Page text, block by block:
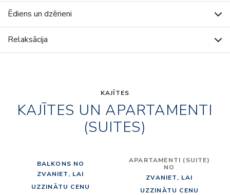
Ēdiens un dzērieni
Relaksācija
KAJĪTES
KAJĪTES UN APARTAMENTI
(SUITES)
BALKONS NO
ZVANIET, LAI
UZZINĀTU CENU
APARTAMENTI (SUITE)
NO
ZVANIET, LAI
UZZINĀTU CENU